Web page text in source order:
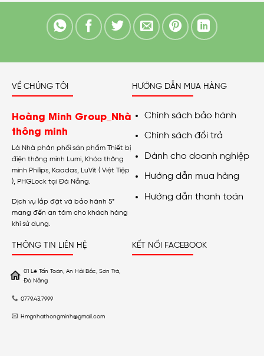
VỀ CHÚNG TÔI
Hoàng Minh Group_Nhà
thông minh
Là Nhà phân phối sản phẩm Thiết bị
điện thông minh Lumi, Khóa thông
minh Philips, Kaadas, LuVit ( Việt Tiệp
), PHGLock tại Đà Nẵng.
Dịch vụ lắp đặt và bảo hành 5*
mang đến an tâm cho khách hàng
khi sử dụng.
HƯỚNG DẪN MUA HÀNG
Chính sách bảo hành
Chính sách đổi trả
Dành cho doanh nghiệp
Hướng dẫn mua hàng
Hướng dẫn thanh toán
THÔNG TIN LIÊN HỆ
01 Lê Tấn Toán, An Hải Bắc, Sơn Trà,
Đà Nẵng
0779.43.7999
Hmgnhathongminh@gmail.com
KẾT NỐI FACEBOOK